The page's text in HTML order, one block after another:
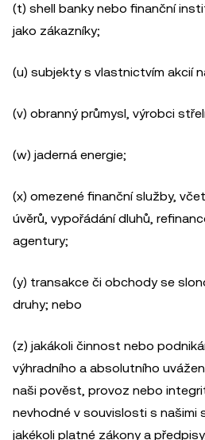
(t) shell banky nebo finanční
jako zákazníky;
(u) subjekty s vlastnictvím akcií
(v) obranný průmysl, výrobci
(w) jaderná energie;
(x) omezené finanční služby,
úvěrů, vypořádání dluhů,
agentury;
(y) transakce či obchody se
druhy; nebo
(z) jakákoli činnost nebo
výhradního a absolutního
naši pověst, provoz nebo
nevhodné v souvislosti s našimi
jakékoli platné zákony a předpisy.